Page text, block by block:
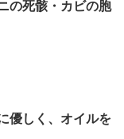
の死骸・カビの胞
優しく、オイルを